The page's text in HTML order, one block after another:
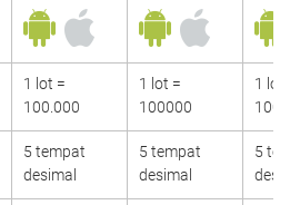
1 lot =
100.000
1 lot =
100000
1 lot
5 tempat
desimal
5 tempat
desimal
5